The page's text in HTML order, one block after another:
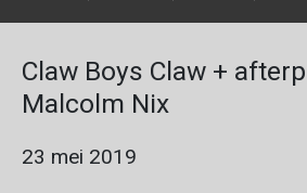
Claw Boys Claw +
Malcolm Nix
23 mei 2019